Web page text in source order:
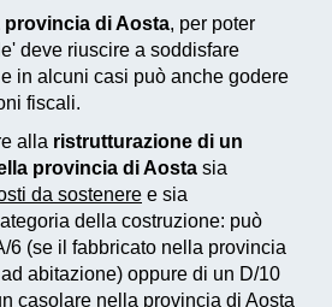
di Aosta, per poter
deve riuscire a soddisfare
in alcuni casi può anche godere
fiscali.
alla ristrutturazione di un
provincia di Aosta sia
da sostenere e sia
della costruzione: può
6 (se il fabbricato nella provincia
abitazione) oppure di un D/10
casolare nella provincia di Aosta